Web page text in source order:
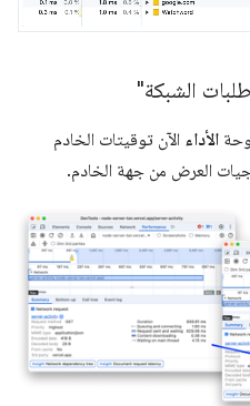
الشبكة"
الأداء الآن توقيتات الخادم
العرض من جهة الخادم.